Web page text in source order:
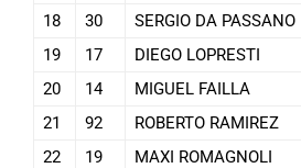
18
30 SERGIO DA PASSANO
19
17 DIEGO LOPRESTI
20
14 MIGUEL FAILLA
21
92 ROBERTO RAMIREZ
22
19 MAXI ROMAGNOLI